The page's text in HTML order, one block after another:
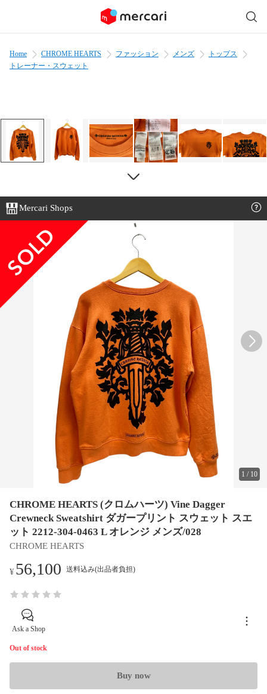
Home CHROME HEARTS ファッション メンズ
トップス
トレーナー・スウェット
Mercari Shops
1 / 10
CHROME HEARTS (クロムハーツ) Vine Dagger
Crewneck Sweatshirt ダガープリント スウェット スエ
ット 2212-304-0463 L オレンジ メンズ/028
CHROME HEARTS
¥56,100 送料込み(出品者負担)
Ask a Shop
Out of stock
Buy now